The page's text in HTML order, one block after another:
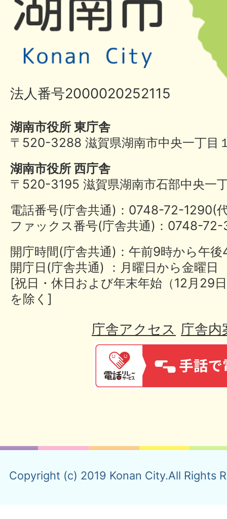
法人番号2000020252115
湖南市役所 東庁舎
〒520-3288 滋賀県湖南市中央一丁目
湖南市役所 西庁舎
〒520-3195 滋賀県湖南市石部中央一
電話番号(庁舎共通)：0748-72-
ファックス番号(庁舎共通)：0748-
開庁時間(庁舎共通)：午前9時から午
開庁日(庁舎共通) ：月曜日から金曜日
[祝日・休日および年末年始（12月29
を除く]
庁舎アクセス 庁舎内
Copyright (c) 2019 Konan City.All Rights